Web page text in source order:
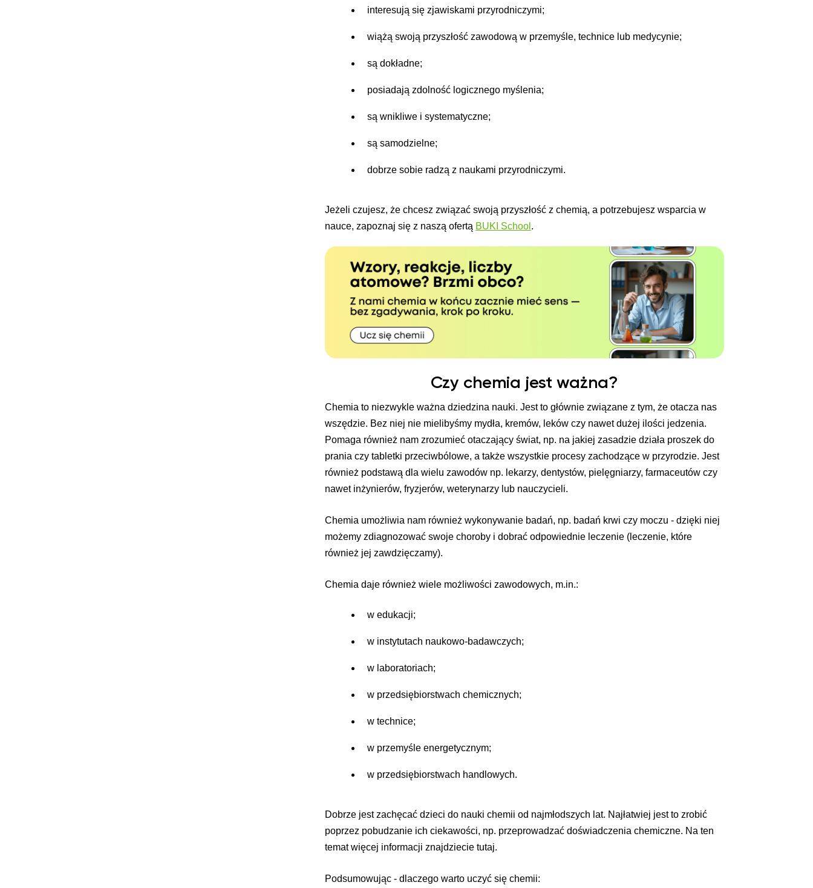
interesują się zjawiskami przyrodniczymi;
wiążą swoją przyszłość zawodową w przemyśle, technice lub medycynie;
są dokładne;
posiadają zdolność logicznego myślenia;
są wnikliwe i systematyczne;
są samodzielne;
dobrze sobie radzą z naukami przyrodniczymi.
Jeżeli czujesz, że chcesz związać swoją przyszłość z chemią, a potrzebujesz wsparcia w
nauce, zapoznaj się z naszą ofertą BUKI School .
Czy chemia jest ważna?
Chemia to niezwykle ważna dziedzina nauki. Jest to głównie związane z tym, że otacza nas
wszędzie. Bez niej nie mielibyśmy mydła, kremów, leków czy nawet dużej ilości jedzenia.
Pomaga również nam zrozumieć otaczający świat, np. na jakiej zasadzie działa proszek do
prania czy tabletki przeciwbólowe, a także wszystkie procesy zachodzące w przyrodzie. Jest
również podstawą dla wielu zawodów np. lekarzy, dentystów, pielęgniarzy, farmaceutów czy
nawet inżynierów, fryzjerów, weterynarzy lub nauczycieli.
Chemia umożliwia nam również wykonywanie badań, np. badań krwi czy moczu - dzięki niej
możemy zdiagnozować swoje choroby i dobrać odpowiednie leczenie (leczenie, które
również jej zawdzięczamy).
Chemia daje również wiele możliwości zawodowych, m.in.:
w edukacji;
w instytutach naukowo-badawczych;
w laboratoriach;
w przedsiębiorstwach chemicznych;
w technice;
w przemyśle energetycznym;
w przedsiębiorstwach handlowych.
Dobrze jest zachęcać dzieci do nauki chemii od najmłodszych lat. Najłatwiej jest to zrobić
poprzez pobudzanie ich ciekawości, np. przeprowadzać doświadczenia chemiczne. Na ten
temat więcej informacji znajdziecie tutaj.
Podsumowując - dlaczego warto uczyć się chemii: